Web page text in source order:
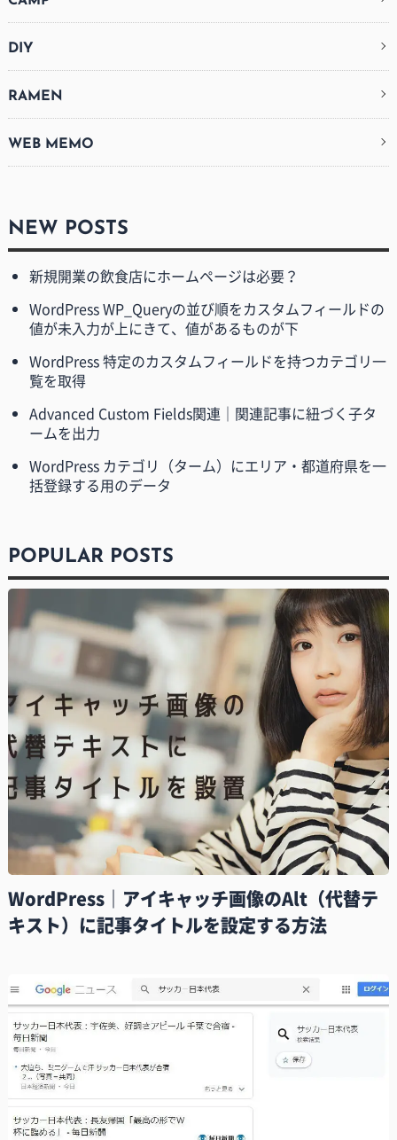
DIY
RAMEN
WEB MEMO
NEW POSTS
新規開業の飲食店にホームページは必要？
WordPress WP_Queryの並び順をカスタムフィールドの
値が未入力が上にきて、値があるものが下
WordPress 特定のカスタムフィールドを持つカテゴリ一
覧を取得
Advanced Custom Fields関連｜関連記事に紐づく子タ
ームを出力
WordPress カテゴリ（ターム）にエリア・都道府県を一
括登録する用のデータ
POPULAR POSTS
WordPress｜アイキャッチ画像のAlt（代替テ
キスト）に記事タイトルを設定する方法